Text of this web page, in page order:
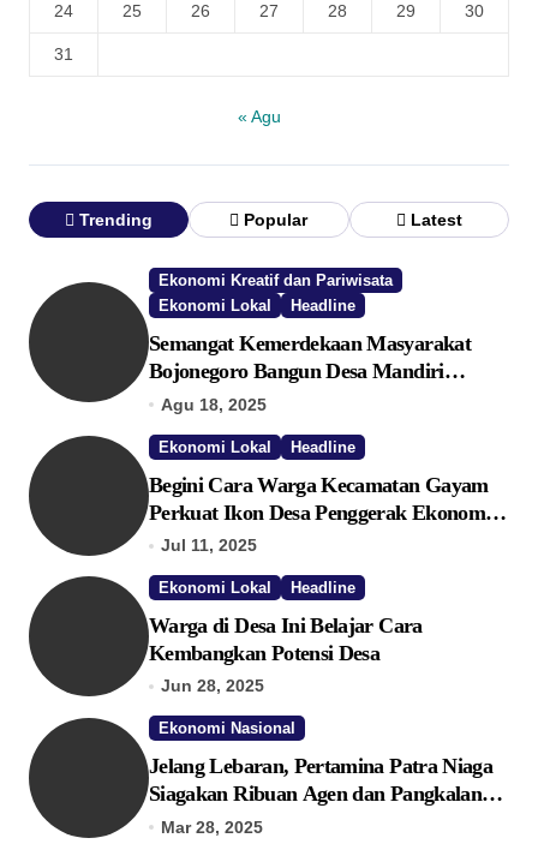
24 25 26 27 28 29 30
31
« Agu
Trending Popular Latest
Ekonomi Kreatif dan Pariwisata
Ekonomi Lokal
Headline
Semangat Kemerdekaan Masyarakat
Bojonegoro Bangun Desa Mandiri
Ekonomi
Agu 18, 2025
Ekonomi Lokal Headline
Begini Cara Warga Kecamatan Gayam
Perkuat Ikon Desa Penggerak Ekonomi
Lokal Melalui TPID
Jul 11, 2025
Ekonomi Lokal Headline
Warga di Desa Ini Belajar Cara
Kembangkan Potensi Desa
Jun 28, 2025
Ekonomi Nasional
Jelang Lebaran, Pertamina Patra Niaga
Siagakan Ribuan Agen dan Pangkalan
LPG 3 Kg
Mar 28, 2025